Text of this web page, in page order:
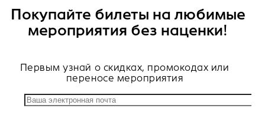
Покупайте билеты на любимые
мероприятия без наценки!
Первым узнай о скидках, промокодах или
переносе мероприятия